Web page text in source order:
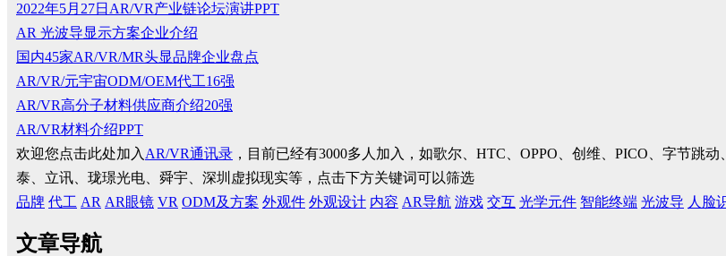
2022年5月27日AR/VR产业链论坛演讲PPT
AR 光波导显示方案企业介绍
国内45家AR/VR/MR头显品牌企业盘点
AR/VR/元宇宙ODM/OEM代工16强
AR/VR高分子材料供应商介绍20强
AR/VR材料介绍PPT
欢迎您点击此处加入 AR/VR通讯录 ，目前已经有3000多人加入，如歌尔、HTC、OPPO、创维、PICO、字节跳
泰、立讯、珑璟光电、舜宇、深圳虚拟现实等，点击下方关键词可以筛选
品牌 代工 AR AR眼镜 VR ODM及方案 外观件 外观设计 内容 AR导航 游戏 交互 光学元件 智能终端 光波导 人脸
文章导航